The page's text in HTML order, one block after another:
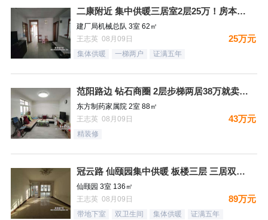
二康附近 集中供暖三居室2层25万！房本满五过户费少！
建厂局机械总队 3室 62㎡
王志英 08月09日
25万元
集体供暖 一梯两户 证满五年
范阳路边 钻石商圈 2层步梯两居38万就卖哦！
东方制药家属院 2室 88㎡
王志英 08月09日
43万元
精装修
冠云路 仙颐园集中供暖 板楼三层 三居双卫 集中供暖 ！送地
仙颐园 3室 136㎡
王志英 08月09日
89万元
带地下室 双卫生间 集体供暖 证满五年